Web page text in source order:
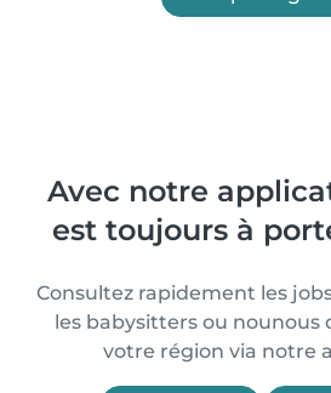
Avec notre
est toujours à
Consultez rapidement les
les babysitters ou nounous
votre région via notre